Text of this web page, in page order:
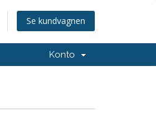
Se kundvagnen
Konto